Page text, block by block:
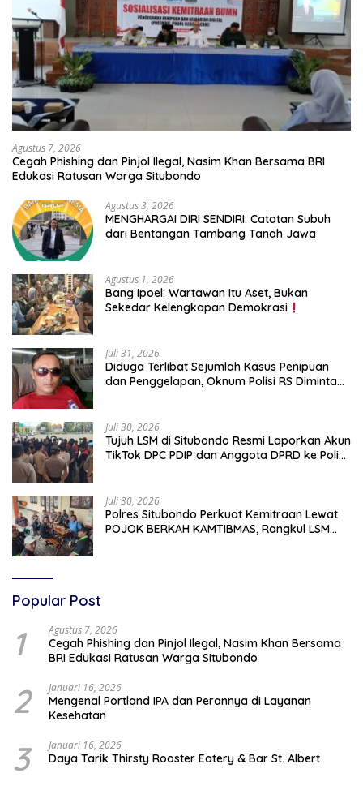
Agustus 7, 2026
Cegah Phishing dan Pinjol Ilegal, Nasim Khan Bersama BRI
Edukasi Ratusan Warga Situbondo
Agustus 3, 2026
MENGHARGAI DIRI SENDIRI: Catatan Subuh
dari Bentangan Tambang Tanah Jawa
Agustus 1, 2026
Bang Ipoel: Wartawan Itu Aset, Bukan
Sekedar Kelengkapan Demokrasi
Juli 31, 2026
Diduga Terlibat Sejumlah Kasus Penipuan
dan Penggelapan, Oknum Polisi RS Diminta
Juli 30, 2026
Tujuh LSM di Situbondo Resmi Laporkan Akun
TikTok DPC PDIP dan Anggota DPRD ke Polisi:
Juli 30, 2026
Polres Situbondo Perkuat Kemitraan Lewat
POJOK BERKAH KAMTIBMAS, Rangkul LSM
Popular Post
1 Agustus 7, 2026
Cegah Phishing dan Pinjol Ilegal, Nasim Khan Bersama
BRI Edukasi Ratusan Warga Situbondo
2 Januari 16, 2026
Mengenal Portland IPA dan Perannya di Layanan
Kesehatan
3 Januari 16, 2026
Daya Tarik Thirsty Rooster Eatery & Bar St. Albert